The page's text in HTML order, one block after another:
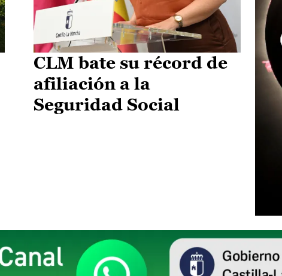
CLM bate su récord de
afiliación a la
Seguridad Social